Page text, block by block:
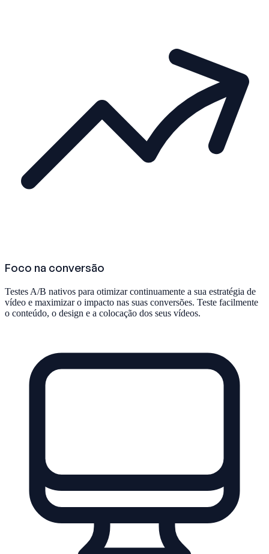
Foco na conversão
Testes A/B nativos para otimizar continuamente a sua estratégia de
vídeo e maximizar o impacto nas suas conversões. Teste facilmente
o conteúdo, o design e a colocação dos seus vídeos.